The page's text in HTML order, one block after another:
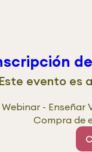
evento es
Webinar - Enseñar
Compra de